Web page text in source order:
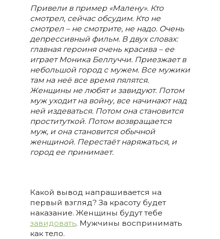
Привели в пример «Малену». Кто
смотрел, сейчас обсудим. Кто не
смотрел – не смотрите, не надо. Очень
депрессивный фильм. В двух словах:
главная героиня очень красива – ее
играет Моника Беллуччи. Приезжает в
небольшой город с мужем. Все мужики
там на неё все время пялятся.
Женщины не любят и завидуют. Потом
муж уходит на войну, все начинают над
ней издеваться. Потом она становится
проституткой. Потом возвращается
муж, и она становится обычной
женщиной. Перестаёт наряжаться, и
город ее принимает.
Какой вывод напрашивается на
первый взгляд? За красоту будет
наказание. Женщины будут тебе
завидовать. Мужчины воспринимать
как тело.